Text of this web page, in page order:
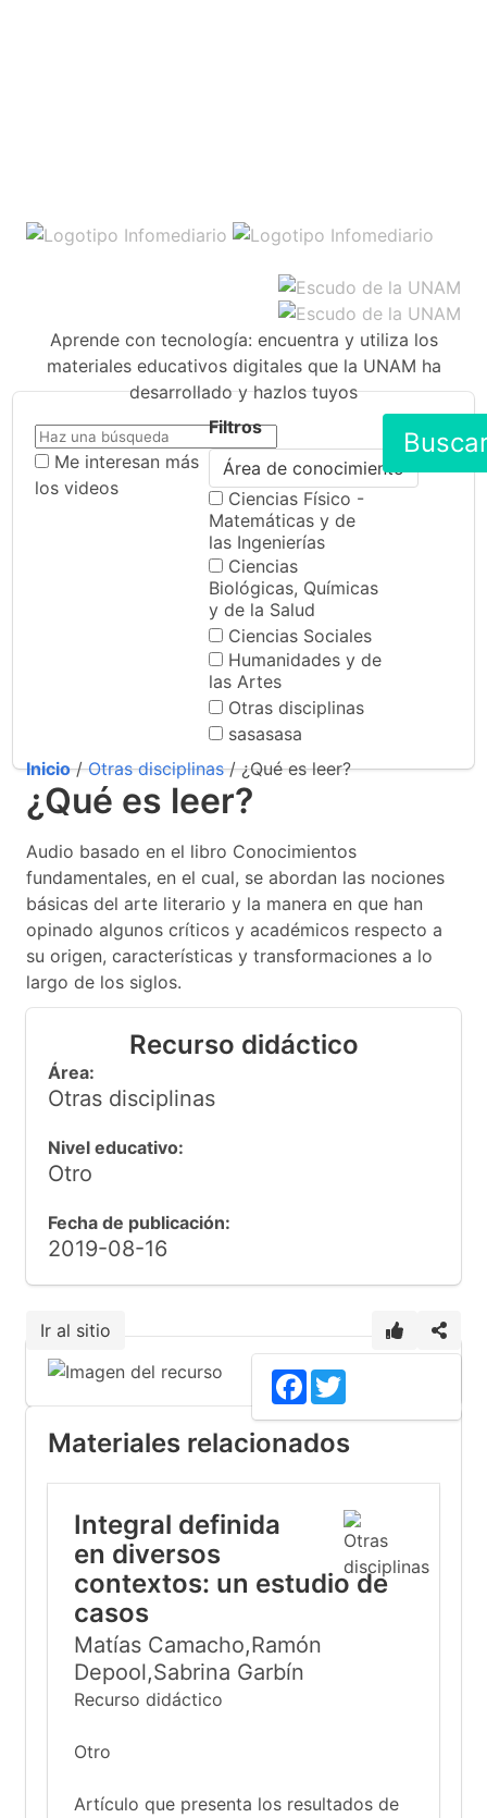
Aprende con tecnología: encuentra y utiliza los
materiales educativos digitales que la UNAM ha
desarrollado y hazlos tuyos
Me interesan más
los videos
Filtros
Área de conocimiento
Ciencias Físico -
Matemáticas y de
las Ingenierías
Ciencias
Biológicas, Químicas
y de la Salud
Ciencias Sociales
Humanidades y de
las Artes
Otras disciplinas
sasasasa
Inicio/Otras disciplinas/ ¿Qué es leer?
¿Qué es leer?
Audio basado en el libro Conocimientos
fundamentales, en el cual, se abordan las nociones
básicas del arte literario y la manera en que han
opinado algunos críticos y académicos respecto a
su origen, características y transformaciones a lo
largo de los siglos.
Recurso didáctico
Área:
Otras disciplinas
Nivel educativo:
Otro
Fecha de publicación:
2019-08-16
Ir al sitio
Facebook
Materiales relacionados
Integral definida
en diversos
contextos: un estudio de
casos
Matías Camacho,Ramón
Depool,Sabrina Garbín
Recurso didáctico
Otro
Artículo que presenta los resultados de